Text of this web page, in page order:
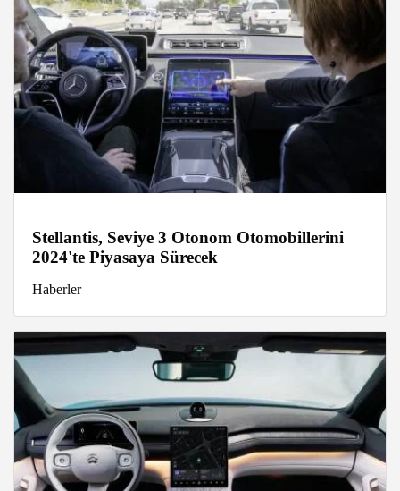
Stellantis, Seviye 3 Otonom Otomobillerini
2024'te Piyasaya Sürecek
Haberler